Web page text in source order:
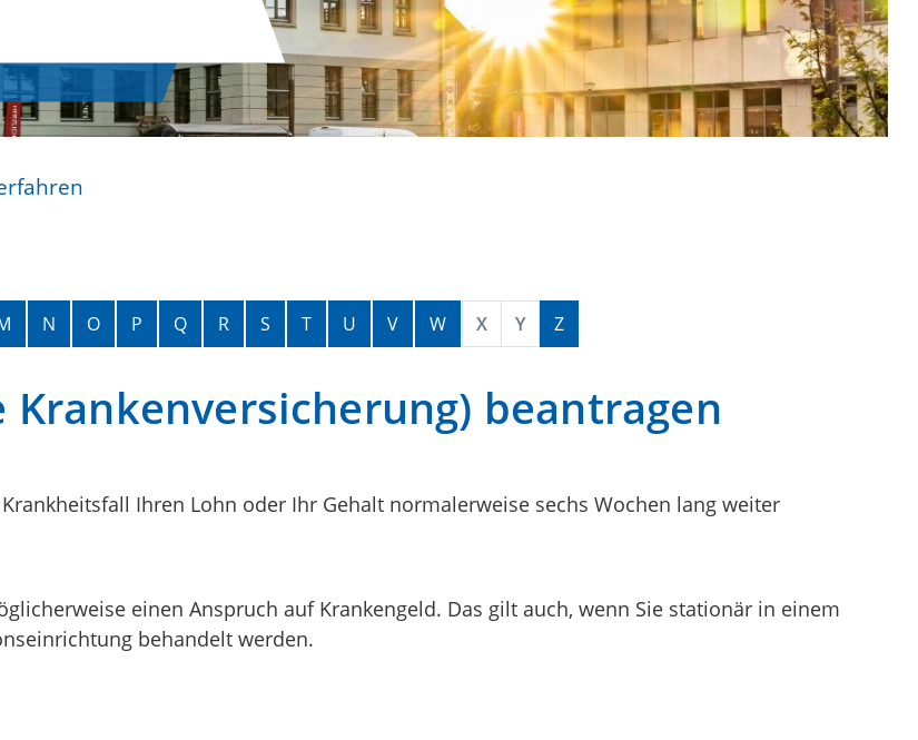
N O P Q R S T U V W X Y Z
beantragen
Ihren Lohn oder Ihr Gehalt normalerweise sechs Wochen lang weiter
einen Anspruch auf Krankengeld. Das gilt auch, wenn Sie stationär in einem
behandelt werden.